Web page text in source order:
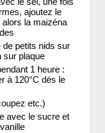
ajoutez le
la maizéna
de petits nids sur
sur plaque
1 heure :
à 120°C dès le
etc.)
avec le sucre et